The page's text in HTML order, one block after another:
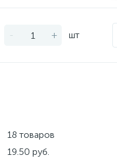
- + шт
18 товаров
19.50 руб.